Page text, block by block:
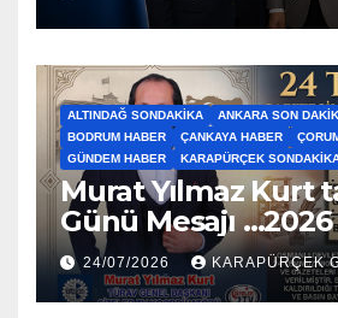
ALTINDAĞ SONDAKIKA
ANKARA SON
BODRUM HABER
ÇANKAYA HABER
GÜNDEM HABER
KARAPÜRÇEK
Murat Yılmaz Kurt
Günü Mesajı …2026
24/07/2026 KARAPÜRÇEK